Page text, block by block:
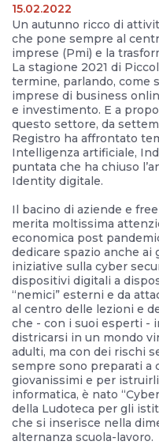
15.02.2022
Un autunno ricco di
che pone sempre al
imprese (Pmi) e la
La stagione 2021 di
termine, parlando, come
imprese di business
e investimento. E a
questo settore, da
Registro ha affrontato
Intelligenza artificiale,
puntata che ha chiuso
Identity digitale.
Il bacino di aziende e
merita moltissima
economica post
dedicare spazio anche ai
iniziative sulla cyber
dispositivi digitali a
“nemici” esterni e da
al centro delle lezioni e
che - con i suoi esperti -
districarsi in un mondo
adulti, ma con dei rischi
sempre sono preparati a
giovanissimi e per
informatica, è nato
della Ludoteca per gli
che si inserisce nella
alternanza scuola-lavoro.